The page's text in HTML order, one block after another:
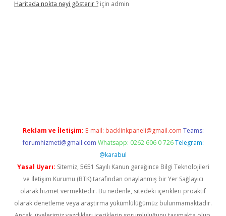
Haritada nokta neyi gösterir ? için admin
Reklam ve İletişim: E-mail: backlinkpaneli@gmail.com Teams:
forumhizmeti@gmail.com Whatsapp: 0262 606 0 726 Telegram:
@karabul
Yasal Uyarı: Sitemiz, 5651 Sayılı Kanun gereğince Bilgi Teknolojileri
ve İletişim Kurumu (BTK) tarafından onaylanmış bir Yer Sağlayıcı
olarak hizmet vermektedir. Bu nedenle, sitedeki içerikleri proaktif
olarak denetleme veya araştırma yükümlülüğümüz bulunmamaktadır.